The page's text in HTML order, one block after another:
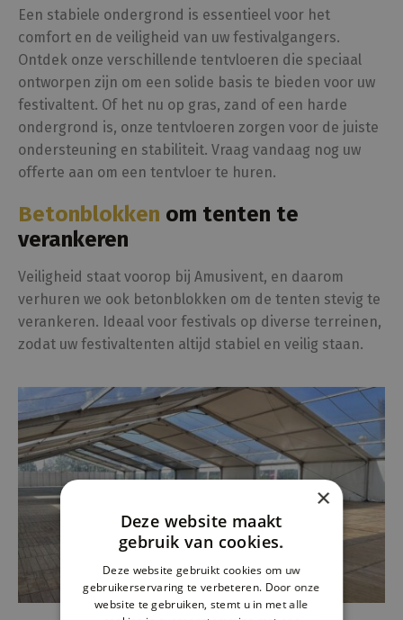
Een stabiele ondergrond is essentieel voor het
comfort en de veiligheid van uw festivalgangers.
Ontdek onze verschillende tentvloeren die speciaal
ontworpen zijn om een solide basis te bieden voor uw
festivaltent. Of het nu op gras, zand of een harde
ondergrond is, onze tentvloeren zorgen voor de juiste
ondersteuning en stabiliteit. Vraag vandaag nog uw
offerte aan om een tentvloer te huren.
Betonblokken om tenten te
verankeren
Veiligheid staat voorop bij Amusivent, en daarom
verhuren we ook betonblokken om de tenten stevig te
verankeren. Ideaal voor festivals op diverse terreinen,
zodat uw festivaltenten altijd stabiel en veilig staan.
×
Deze website maakt
gebruik van cookies.
Deze website gebruikt cookies om uw
gebruikerservaring te verbeteren. Door onze
website te gebruiken, stemt u in met alle